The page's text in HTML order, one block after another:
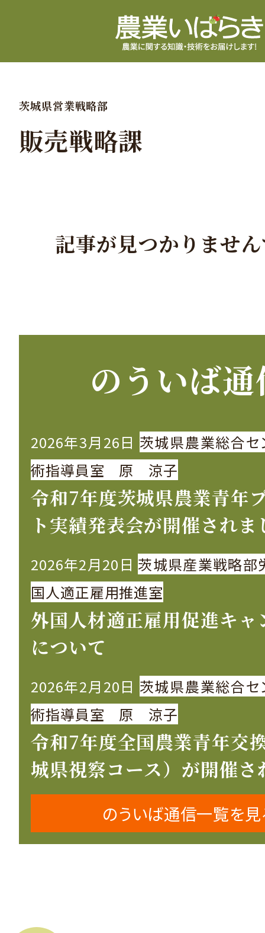
茨城県営業戦略部
販売戦略課
記事が見つかりませ
のういば
2026年3月26日 茨城県農業総合セ
術指導員室 原 涼子
令和7年度茨城県農業青年
ト実績発表会が開催されま
2026年2月20日 茨城県産業戦略部
国人適正雇用推進室
外国人材適正雇用促進キャ
について
2026年2月20日 茨城県農業総合セ
術指導員室 原 涼子
令和7年度全国農業青年交
城県視察コース）が開催さ
のういば通信一覧を